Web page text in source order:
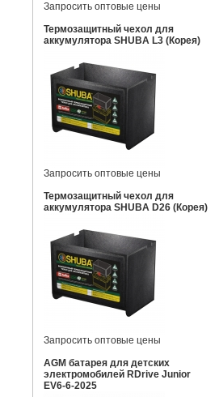
Запросить оптовые цены
Термозащитный чехол для
аккумулятора SHUBA L3 (Корея)
Запросить оптовые цены
Термозащитный чехол для
аккумулятора SHUBA D26 (Корея)
Запросить оптовые цены
AGM батарея для детских
электромобилей RDrive Junior
EV6-6-2025